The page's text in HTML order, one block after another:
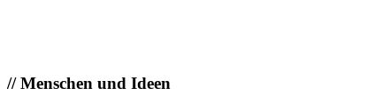
//Menschen und Ideen